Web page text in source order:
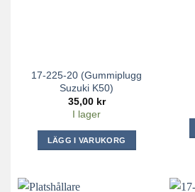
17-225-20 (Gummiplugg
Suzuki K50)
35,00 kr
I lager
LÄGG I VARUKORG